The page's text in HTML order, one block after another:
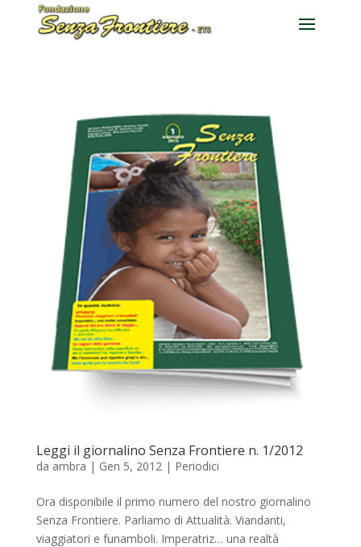
Leggi il giornalino Senza Frontiere n. 1/2012
da ambra | Gen 5, 2012 | Periodici
Ora disponibile il primo numero del nostro giornalino
Senza Frontiere. Parliamo di Attualità. Viandanti,
viaggiatori e funamboli. Imperatriz… una realtà